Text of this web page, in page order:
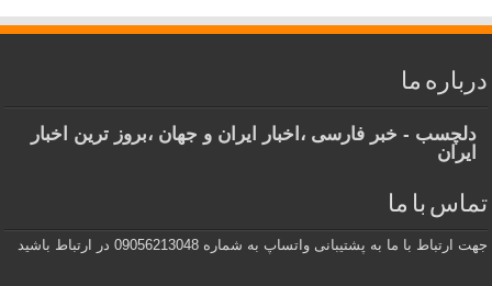
درباره ما
دلچسب - خبر فارسی ،اخبار ایران و جهان ،بروز ترین اخبار
ایران
تماس با ما
جهت ارتباط با ما به پشتیبانی واتساپ به شماره 09056213048 در ارتباط باشید